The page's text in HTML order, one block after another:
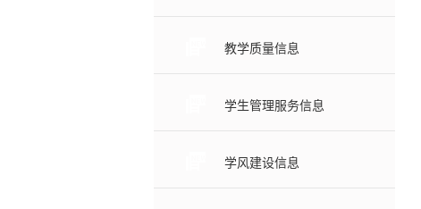
教学质量信息
学生管理服务信息
学风建设信息